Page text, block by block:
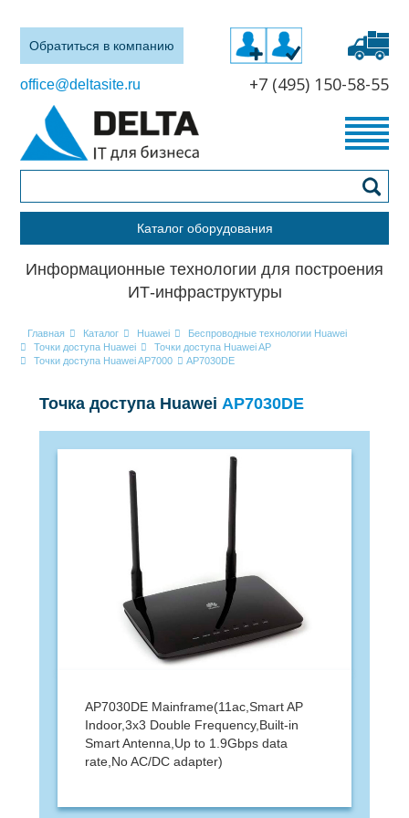
Обратиться в компанию
office@deltasite.ru +7 (495) 150-58-55
Каталог оборудования
Информационные технологии для построения
ИТ-инфраструктуры
Главная Каталог Huawei
Беспроводные технологии Huawei
Точки доступа Huawei
Точки доступа Huawei AP
Точки доступа Huawei AP7000
AP7030DE
Точка доступа Huawei AP7030DE
AP7030DE Mainframe(11ac,Smart AP
Indoor,3x3 Double Frequency,Built-in
Smart Antenna,Up to 1.9Gbps data
rate,No AC/DC adapter)